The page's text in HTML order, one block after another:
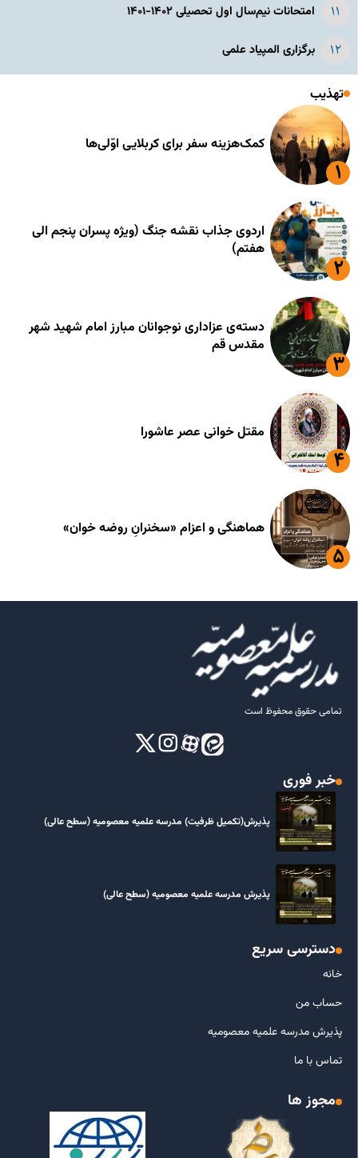
امتحانات نیم‌سال اول تحصیلی ۱۴۰۲-۱۴۰۱
برگزاری المپیاد علمی
تهذیب
کمک‌هزینه سفر برای کربلایی اوّلی‌ها
اردوی جذاب نقشه جنگ (ویژه پسران پنجم الی
هفتم)
دسته‌ی عزاداری نوجوانان مبارز امام شهید شهر
مقدس قم
مقتل خوانی عصر عاشورا
هماهنگی و اعزام «سخنرانِ روضه خوان»
تمامی حقوق محفوظ است
خبر فوری
پذیرش(تکمیل ظرفیت) مدرسه علمیه معصومیه‌ (سطح عالی)
پذیرش مدرسه علمیه معصومیه‌ (سطح عالی)
دسترسی سریع
خانه
حساب من
پذیرش مدرسه علمیه معصومیه
تماس با ما
مجوز ها